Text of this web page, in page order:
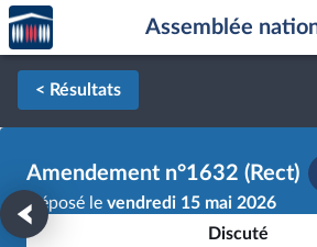
Aller au contenu
Aller en bas de la page
Accèder
à la
page
d'accueil
Assemblée
< Résultats
Amendement n°1632 (Rect)
Déposé le vendredi 15 mai 2026
Discuté